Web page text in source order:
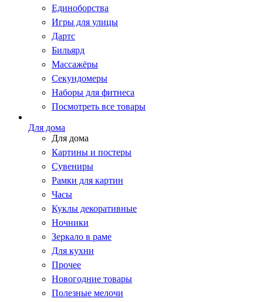
Единоборства
Игры для улицы
Дартс
Бильярд
Массажёры
Секундомеры
Наборы для фитнеса
Посмотреть все товары
Для дома
Для дома
Картины и постеры
Сувениры
Рамки для картин
Часы
Куклы декоративные
Ночники
Зеркало в раме
Для кухни
Прочее
Новогодние товары
Полезные мелочи